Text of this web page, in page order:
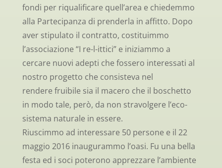
fondi per riqualificare quell’area e chiedemmo
alla Partecipanza di prenderla in affitto. Dopo
aver stipulato il contratto, costituimmo
l’associazione “I re-l-ittici” e iniziammo a
cercare nuovi adepti che fossero interessati al
nostro progetto che consisteva nel
rendere fruibile sia il macero che il boschetto
in modo tale, però, da non stravolgere l’eco-
sistema naturale in essere.
Riuscimmo ad interessare 50 persone e il 22
maggio 2016 inaugurammo l’oasi. Fu una bella
festa ed i soci poterono apprezzare l’ambiente